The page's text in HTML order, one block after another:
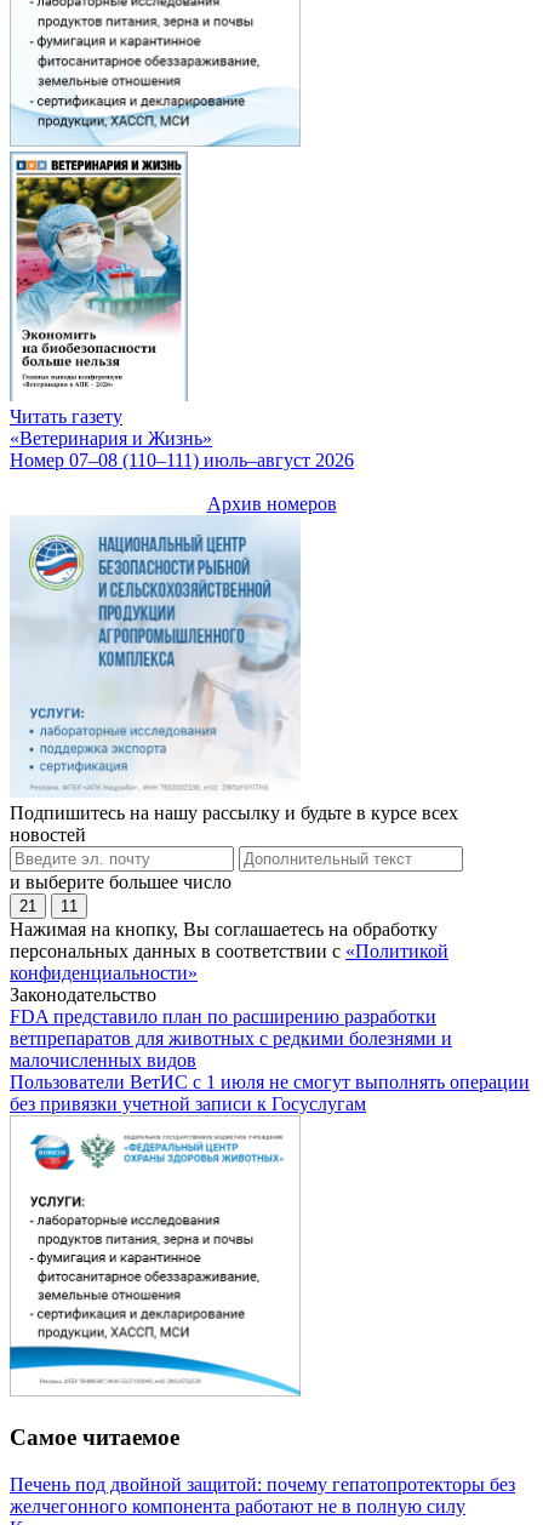
Читать газету
«Ветеринария и Жизнь»
Номер 07–08 (110–111) июль–август 2026
Архив номеров
Подпишитесь на нашу рассылку и будьте в курсе всех
новостей
и выберите большее число
21 11
Нажимая на кнопку, Вы соглашаетесь на обработку
персональных данных в соответствии с «Политикой
конфиденциальности»
Законодательство
FDA представило план по расширению разработки
ветпрепаратов для животных с редкими болезнями и
малочисленных видов
Пользователи ВетИС с 1 июля не смогут выполнять операции
без привязки учетной записи к Госуслугам
Самое читаемое
Печень под двойной защитой: почему гепатопротекторы без
желчегонного компонента работают не в полную силу